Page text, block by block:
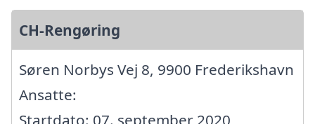
CH-Rengøring
Søren Norbys Vej 8, 9900 Frederikshavn
Ansatte:
Startdato: 07. september 2020,